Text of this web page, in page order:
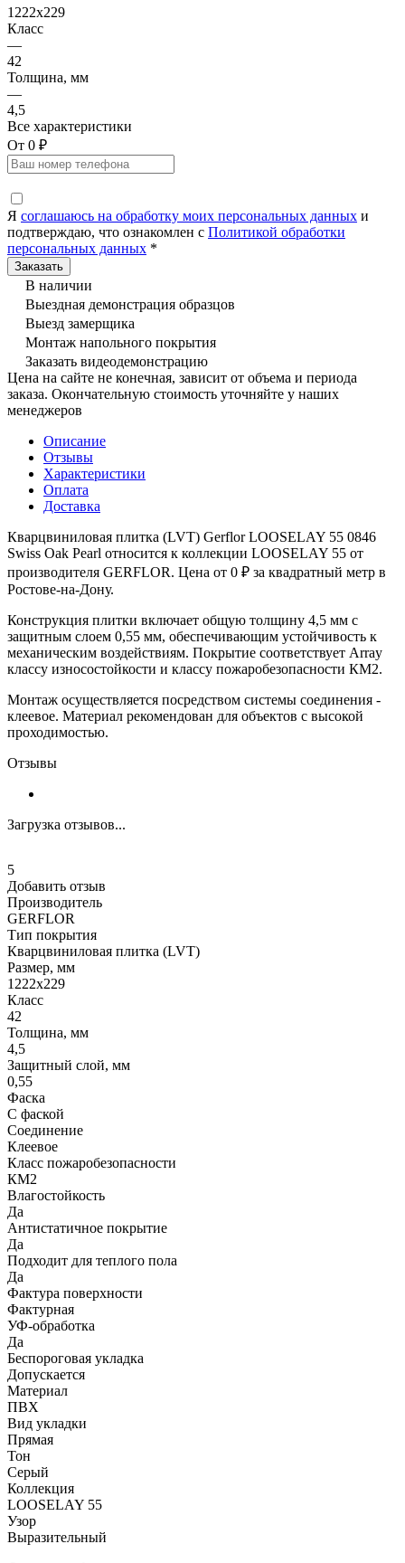
1222x229
Класс
—
42
Толщина, мм
—
4,5
Все характеристики
От 0 ₽
Я соглашаюсь на обработку моих персональных данных и
подтверждаю, что ознакомлен с Политикой обработки
персональных данных *
В наличии
Выездная демонстрация образцов
Выезд замерщика
Монтаж напольного покрытия
Заказать видеодемонстрацию
Цена на сайте не конечная, зависит от объема и периода
заказа. Окончательную стоимость уточняйте у наших
менеджеров
Описание
Отзывы
Характеристики
Оплата
Доставка
Кварцвиниловая плитка (LVT) Gerflor LOOSELAY 55 0846
Swiss Oak Pearl относится к коллекции LOOSELAY 55 от
производителя GERFLOR. Цена от 0 ₽ за квадратный метр в
Ростове-на-Дону.
Конструкция плитки включает общую толщину 4,5 мм с
защитным слоем 0,55 мм, обеспечивающим устойчивость к
механическим воздействиям. Покрытие соответствует Array
классу износостойкости и классу пожаробезопасности КМ2.
Монтаж осуществляется посредством системы соединения -
клеевое. Материал рекомендован для объектов с высокой
проходимостью.
Отзывы
Загрузка отзывов...
5
Добавить отзыв
Производитель
GERFLOR
Тип покрытия
Кварцвиниловая плитка (LVT)
Размер, мм
1222x229
Класс
42
Толщина, мм
4,5
Защитный слой, мм
0,55
Фаска
С фаской
Соединение
Клеевое
Класс пожаробезопасности
КМ2
Влагостойкость
Да
Антистатичное покрытие
Да
Подходит для теплого пола
Да
Фактура поверхности
Фактурная
УФ-обработка
Да
Беспороговая укладка
Допускается
Материал
ПВХ
Вид укладки
Прямая
Тон
Серый
Коллекция
LOOSELAY 55
Узор
Выразительный